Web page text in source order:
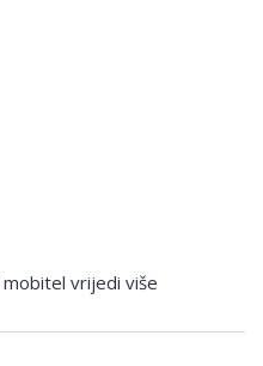
vrijedi više